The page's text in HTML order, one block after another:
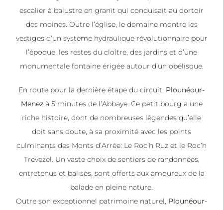
escalier à balustre en granit qui conduisait au dortoir
des moines. Outre l’église, le domaine montre les
vestiges d’un système hydraulique révolutionnaire pour
l’époque, les restes du cloître, des jardins et d’une
monumentale fontaine érigée autour d’un obélisque.
En route pour la dernière étape du circuit, Plounéour-
Menezà 5 minutes de l’Abbaye. Ce petit bourg a une
riche histoire, dont de nombreuses légendes qu’elle
doit sans doute, à sa proximité avec les points
culminants des Monts d’Arrée: Le Roc’h Ruz et le Roc’h
Trevezel. Un vaste choix de sentiers de randonnées,
entretenus et balisés, sont offerts aux amoureux de la
balade en pleine nature.
Outre son exceptionnel patrimoine naturel, Plounéour-